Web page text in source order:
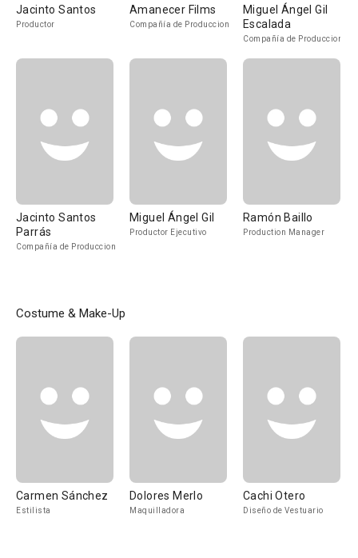
Jacinto Santos
Productor
Amanecer Films
Compañía de Produccion
Miguel Ángel Gil
Escalada
Compañía de Produccion
Jacinto Santos
Parrás
Compañía de Produccion
Miguel Ángel Gil
Productor Ejecutivo
Ramón Baillo
Production Manager
Costume & Make-Up
Carmen Sánchez
Estilista
Dolores Merlo
Maquilladora
Cachi Otero
Diseño de Vestuario